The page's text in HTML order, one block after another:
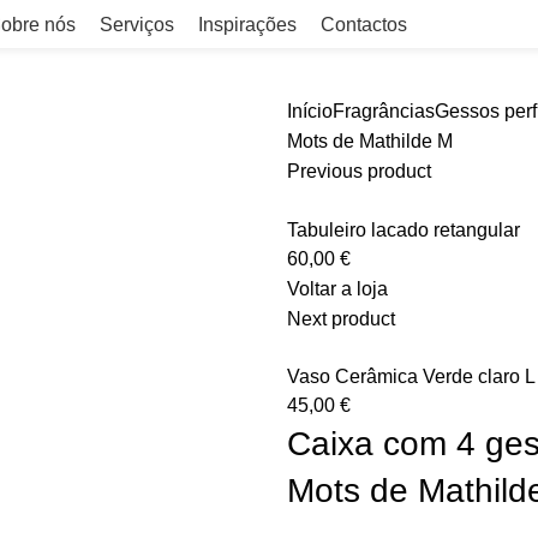
nós Serviços Inspirações Contactos
InícioFragrânciasGessos
Mots de Mathilde M
Previous product
Tabuleiro lacado retangular
60,00 €
Voltar a loja
Next product
Vaso Cerâmica Verde claro L
45,00 €
Caixa com 4
Mots de